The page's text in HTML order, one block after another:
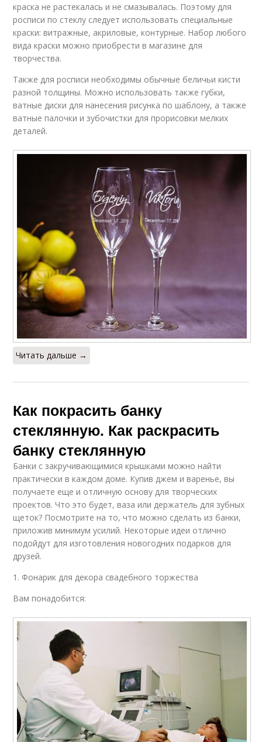
краска не растекалась и не смазывалась. Поэтому для
росписи по стеклу следует использовать специальные
краски: витражные, акриловые, контурные. Набор любого
вида краски можно приобрести в магазине для
творчества.
Также для росписи необходимы обычные беличьи кисти
разной толщины. Можно использовать также губки,
ватные диски для нанесения рисунка по шаблону, а также
ватные палочки и зубочистки для прорисовки мелких
деталей.
Читать дальше →
Как покрасить банку
стеклянную. Как раскрасить
банку стеклянную
Банки с закручивающимися крышками можно найти
практически в каждом доме. Купив джем и варенье, вы
получаете еще и отличную основу для творческих
проектов. Что это будет, ваза или держатель для зубных
щеток? Посмотрите на то, что можно сделать из банки,
приложив минимум усилий. Некоторые идеи отлично
подойдут для изготовления новогодних подарков для
друзей.
1. Фонарик для декора свадебного торжества
Вам понадобится: